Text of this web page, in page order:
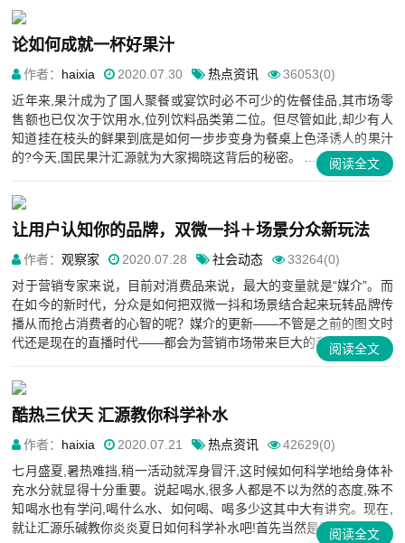
论如何成就一杯好果汁
作者： haixia 2020.07.30 热点资讯
36053(0)
近年来,果汁成为了国人聚餐或宴饮时必不可少的佐餐佳品,其市场零
售额也已仅次于饮用水,位列饮料品类第二位。但尽管如此,却少有人
知道挂在枝头的鲜果到底是如何一步步变身为餐桌上色泽诱人的果汁
的?今天,国民果汁汇源就为大家揭晓这背后的秘密。 ...
阅读全文
让用户认知你的品牌，双微一抖＋场景分众新玩法
作者：观察家 2020.07.28 社会动态
33264(0)
对于营销专家来说，目前对消费品来说，最大的变量就是“媒介”。而
在如今的新时代，分众是如何把双微一抖和场景结合起来玩转品牌传
播从而抢占消费者的心智的呢？媒介的更新——不管是之前的图文时
代还是现在的直播时代——都会为营销市场带来巨大的利润。从之...
阅读全文
酷热三伏天 汇源教你科学补水
作者： haixia 2020.07.21 热点资讯
42629(0)
七月盛夏,暑热难挡,稍一活动就浑身冒汗,这时候如何科学地给身体补
充水分就显得十分重要。说起喝水,很多人都是不以为然的态度,殊不
知喝水也有学问,喝什么水、如何喝、喝多少这其中大有讲究。现在,
就让汇源乐碱教你炎炎夏日如何科学补水吧!首先当然是要...阅读全文